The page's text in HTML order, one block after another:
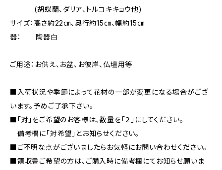
(胡蝶蘭、ダリア、トルコキキョウ他)
サイズ：高さ約22㎝、奥行約15㎝、幅約15㎝
器： 陶器白
ご用途：お供え、お盆、お彼岸、仏壇用等
■入荷状況や季節によって花材の一部が変更になる場合がござ
います。予めご了承下さい。
■「対」をご希望のお客様は、数量を「２」にしてください。
備考欄に「対希望」とお知らせください。
■ご不明な点がございましたらお気軽にお問い合わせください。
■領収書ご希望の方は、ご購入時に備考欄にてお知らせ願いま